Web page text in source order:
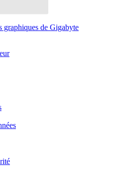
graphiques de Gigabyte